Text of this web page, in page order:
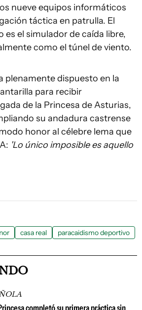
nueve equipos informáticos
táctica en patrulla. El
es el simulador de caída libre,
como el túnel de viento.
plenamente dispuesto en la
para recibir
de la Princesa de Asturias,
su andadura castrense
honor al célebre lema que
'Lo único imposible es aquello
casa real paracaidismo deportivo